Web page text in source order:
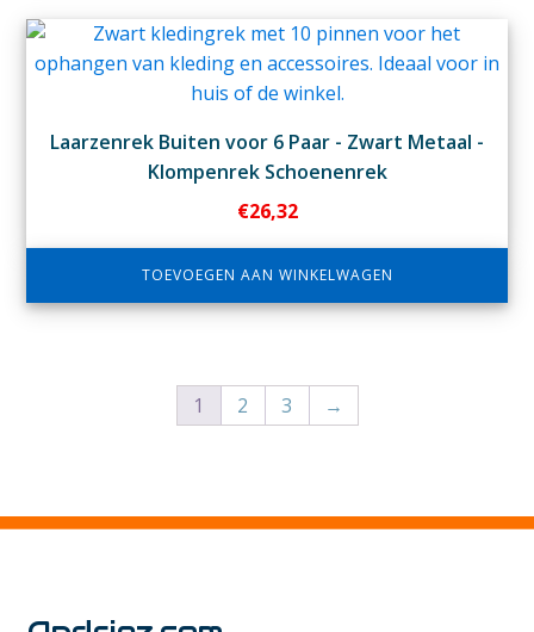
Laarzenrek Buiten voor 6 Paar - Zwart Metaal -
Klompenrek Schoenenrek
€26,32
TOEVOEGEN AAN WINKELWAGEN
1 2 3 →